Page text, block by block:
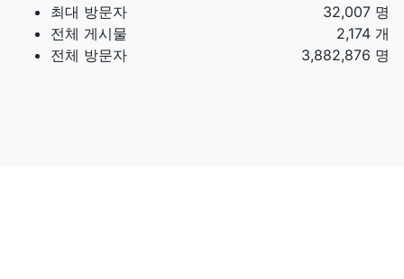
최대 방문자
32,007 명
전체 게시물
2,174 개
전체 방문자
3,882,876 명